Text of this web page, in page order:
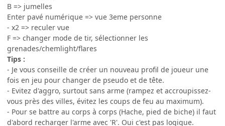
B => jumelles
Enter pavé numérique => vue 3eme personne
- x2 => reculer vue
F => changer mode de tir, sélectionner les
grenades/chemlight/flares
Tips :
- Je vous conseille de créer un nouveau profil de joueur une
fois en jeu pour changer de pseudo et de tête.
- Evitez d'aggro, surtout sans arme (rampez et accroupissez-
vous près des villes, évitez les coups de feu au maximum).
- Pour se battre au corps à corps (Hache, pied de biche) il faut
d'abord recharger l'arme avec 'R'. Oui c'est pas logique.